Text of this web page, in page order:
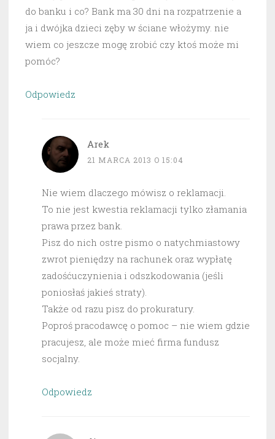
do banku i co? Bank ma 30 dni na rozpatrzenie a
ja i dwójka dzieci zęby w ściane włożymy. nie
wiem co jeszcze mogę zrobić czy ktoś może mi
pomóc?
Odpowiedz
Arek
21 MARCA 2013 O 15:04
Nie wiem dlaczego mówisz o reklamacji.
To nie jest kwestia reklamacji tylko złamania
prawa przez bank.
Pisz do nich ostre pismo o natychmiastowy
zwrot pieniędzy na rachunek oraz wypłatę
zadośćuczynienia i odszkodowania (jeśli
poniosłaś jakieś straty).
Także od razu pisz do prokuratury.
Poproś pracodawcę o pomoc – nie wiem gdzie
pracujesz, ale może mieć firma fundusz
socjalny.
Odpowiedz